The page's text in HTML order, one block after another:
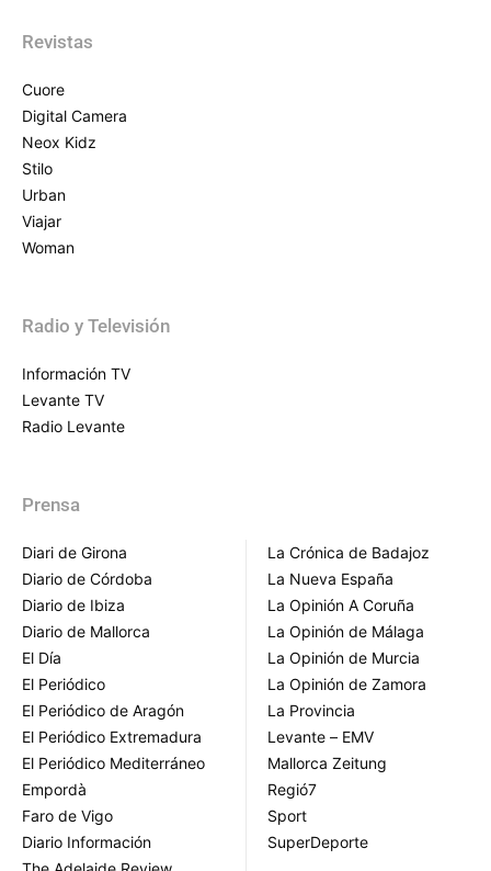
Revistas
Cuore
Digital Camera
Neox Kidz
Stilo
Urban
Viajar
Woman
Radio y Televisión
Información TV
Levante TV
Radio Levante
Prensa
Diari de Girona
Diario de Córdoba
Diario de Ibiza
Diario de Mallorca
El Día
El Periódico
El Periódico de Aragón
El Periódico Extremadura
El Periódico Mediterráneo
Empordà
Faro de Vigo
Diario Información
La Crónica de Badajoz
La Nueva España
La Opinión A Coruña
La Opinión de Málaga
La Opinión de Murcia
La Opinión de Zamora
La Provincia
Levante – EMV
Mallorca Zeitung
Regió7
Sport
SuperDeporte